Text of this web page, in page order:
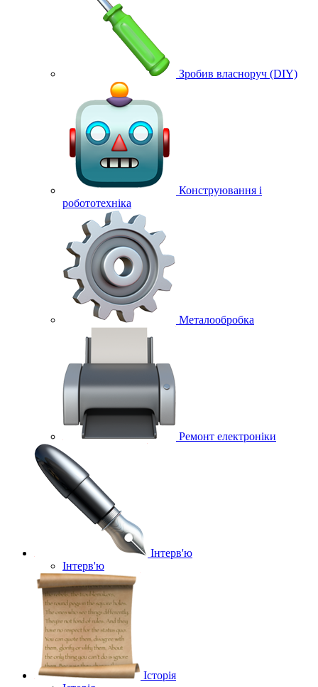
Зробив власноруч (DIY)
Конструювання і
робототехніка
Металообробка
Ремонт електроніки
Інтерв'ю
Інтерв'ю
Історія